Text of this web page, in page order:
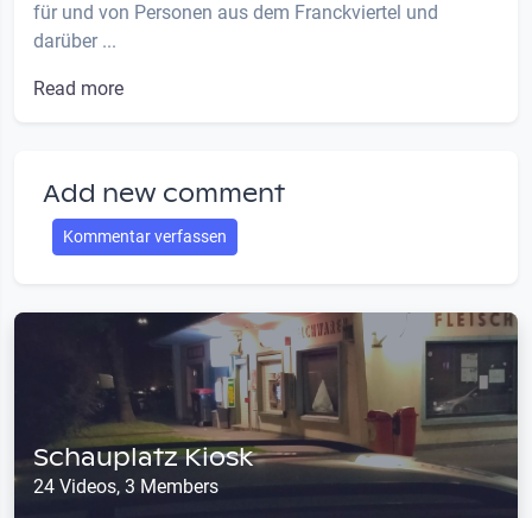
für und von Personen aus dem Franckviertel und
darüber ...
Read more
Add new comment
Kommentar verfassen
Schauplatz Kiosk
24 Videos, 3 Members